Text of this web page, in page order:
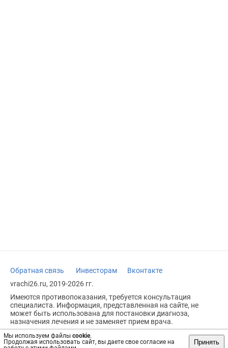
Мы используем файлы cookie.
Продолжая использовать сайт, вы даете свое согласие на
Принять
Обратная связь Инвесторам
Вконтакте
vrachi26.ru, 2019-2026 гг.
Имеются противопоказания, требуется консультация
специалиста. Информация, представленная на сайте, не
может быть использована для постановки диагноза,
назначения лечения и не заменяет прием врача.
Возрастное ограничение: 18+